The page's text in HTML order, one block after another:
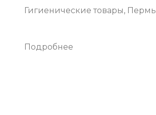
Гигиенические товары, Пермь
Подробнее